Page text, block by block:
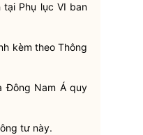
Phụ lục VI ban
kèm theo Thông
Đông Nam Á quy
tư này.